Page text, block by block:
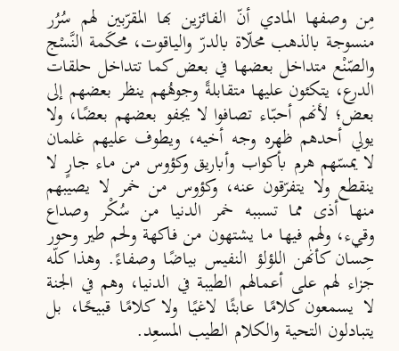
مِن وصفها المادي أنّ الفائزين بها المقرّبين لهم سُرُر
منسوجة بالذهب محلّاة بالدروالياقوت، محكَمة النَّسْج
والصّنْع متداخل بعضها في بعض كما تتداخل حلقات
الدرع، يتكئون عليها متقابلة وجوههم ينظر بعضهم إلى
بعض؛ لأنهم أحباء تصافوا لا يجفو بعضهم بعضًا، ولا
يولي أحدهم ظهره وجه أخيه، ويطوف عليهم غلمان
لا يمسّهم هرم بأكواب وأباريق وكؤوس من ماء جارٍ لا
ينقطع ولا يتفرّقون عنه، وكؤوس من خمر لا يصيبهم
منها أذى مما تسببه خمر الدنيا من سُكْر وصداع
وقيء، ولهم فيها ما يشتهون من فاكهة ولحم طير وحور
حِسان كأنهن اللؤلؤ النفيس بياضًا وصفاءً. وهذا كلّه
جزاء لهم على أعمالهم الطيبة في الدنيا، وهم في الجنة
لا يسمعون كلامًا عابثًا لاغيًا ولا كلامًا قبيحًا، بل
يتبادلون التحية والكلام الطيب المسعِد.